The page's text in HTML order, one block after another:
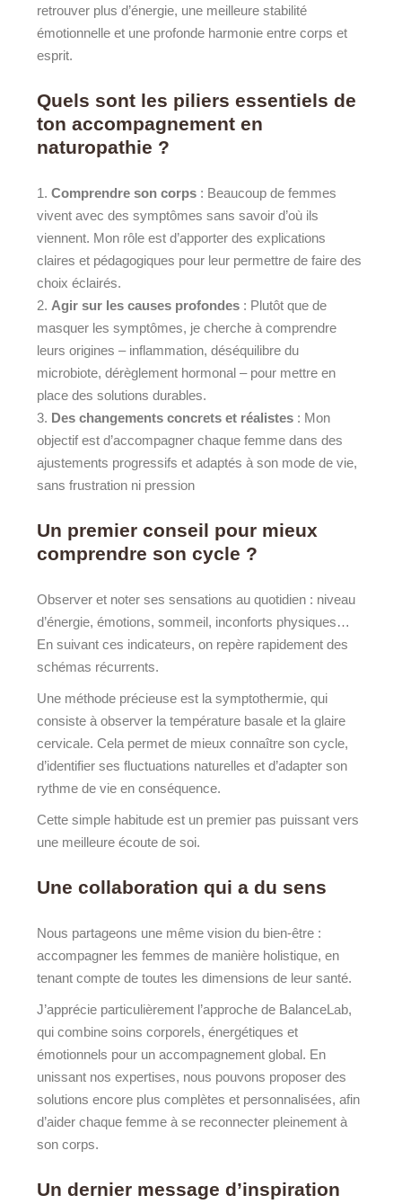
retrouver plus d’énergie, une meilleure stabilité
émotionnelle et une profonde harmonie entre corps et
esprit.
Quels sont les piliers essentiels de
ton accompagnement en
naturopathie ?
Comprendre son corps : Beaucoup de femmes
vivent avec des symptômes sans savoir d’où ils
viennent. Mon rôle est d’apporter des explications
claires et pédagogiques pour leur permettre de faire des
choix éclairés.
Agir sur les causes profondes : Plutôt que de
masquer les symptômes, je cherche à comprendre
leurs origines – inflammation, déséquilibre du
microbiote, dérèglement hormonal – pour mettre en
place des solutions durables.
Des changements concrets et réalistes : Mon
objectif est d’accompagner chaque femme dans des
ajustements progressifs et adaptés à son mode de vie,
sans frustration ni pression
Un premier conseil pour mieux
comprendre son cycle ?
Observer et noter ses sensations au quotidien : niveau
d’énergie, émotions, sommeil, inconforts physiques…
En suivant ces indicateurs, on repère rapidement des
schémas récurrents.
Une méthode précieuse est la symptothermie, qui
consiste à observer la température basale et la glaire
cervicale. Cela permet de mieux connaître son cycle,
d’identifier ses fluctuations naturelles et d’adapter son
rythme de vie en conséquence.
Cette simple habitude est un premier pas puissant vers
une meilleure écoute de soi.
Une collaboration qui a du sens
Nous partageons une même vision du bien-être :
accompagner les femmes de manière holistique, en
tenant compte de toutes les dimensions de leur santé.
J’apprécie particulièrement l’approche de BalanceLab,
qui combine soins corporels, énergétiques et
émotionnels pour un accompagnement global. En
unissant nos expertises, nous pouvons proposer des
solutions encore plus complètes et personnalisées, afin
d’aider chaque femme à se reconnecter pleinement à
son corps.
Un dernier message d’inspiration